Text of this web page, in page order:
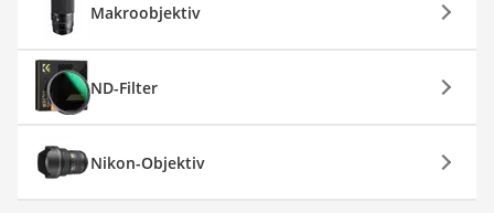
Makroobjektiv
ND-Filter
Nikon-Objektiv